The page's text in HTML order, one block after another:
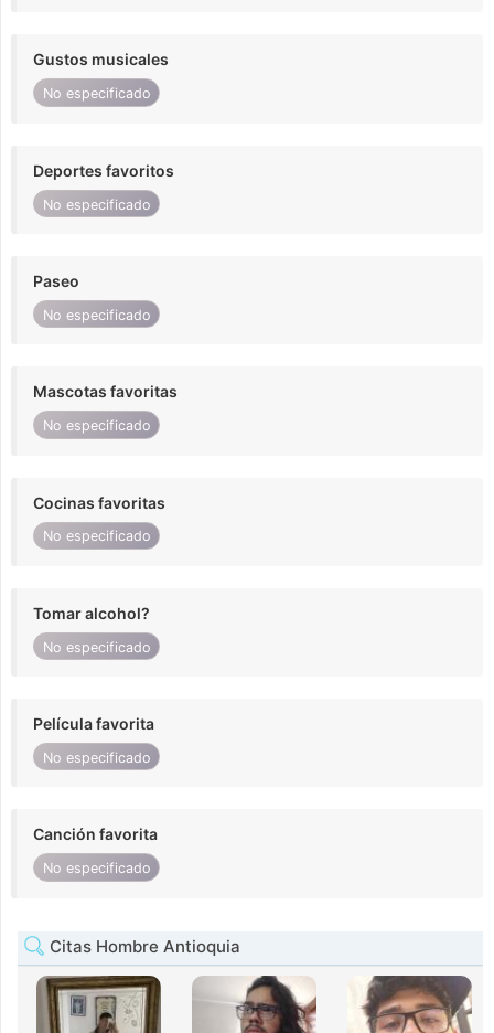
Gustos musicales
No especificado
Deportes favoritos
No especificado
Paseo
No especificado
Mascotas favoritas
No especificado
Cocinas favoritas
No especificado
Tomar alcohol?
No especificado
Película favorita
No especificado
Canción favorita
No especificado
Citas Hombre Antioquia